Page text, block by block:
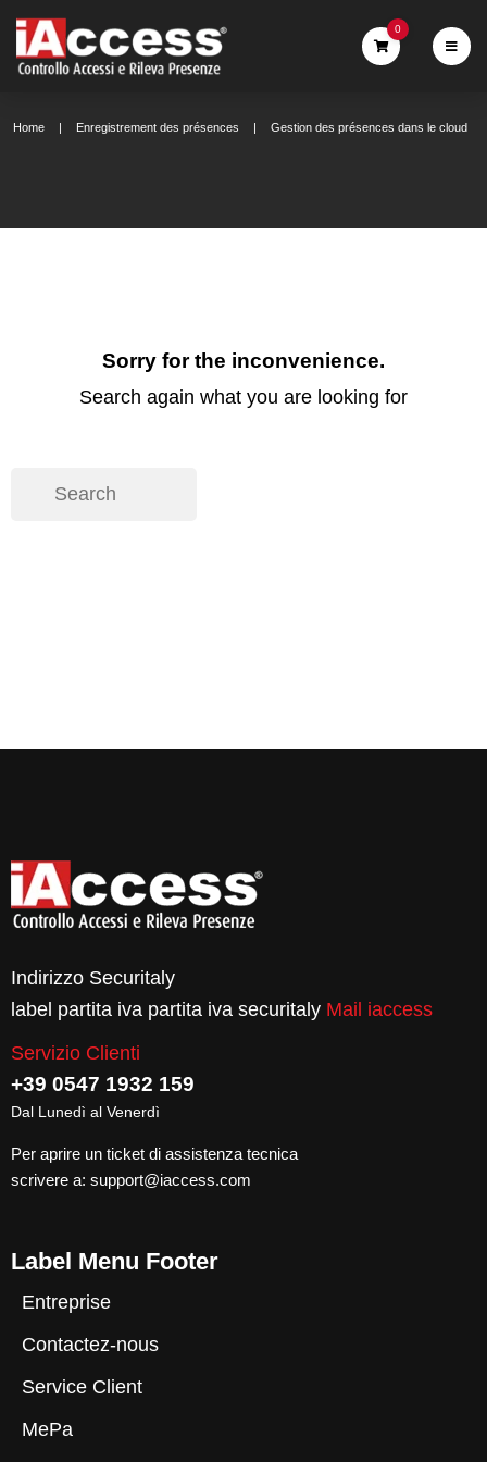
0
Home Enregistrement des présences Gestion des présences dans le cloud
Sorry for the inconvenience.
Search again what you are looking for
Indirizzo Securitaly
label partita iva partita iva securitaly Mail iaccess
Servizio Clienti
+39 0547 1932 159
Dal Lunedì al Venerdì
Per aprire un ticket di assistenza tecnica
scrivere a: support@iaccess.com
Label Menu Footer
Entreprise
Contactez-nous
Service Client
MePa